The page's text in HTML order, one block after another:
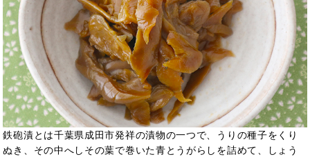
鉄砲漬とは千葉県成田市発祥の漬物の一つで、うりの種子をくり
ぬき、その中へしその葉で巻いた青とうがらしを詰めて、しょう